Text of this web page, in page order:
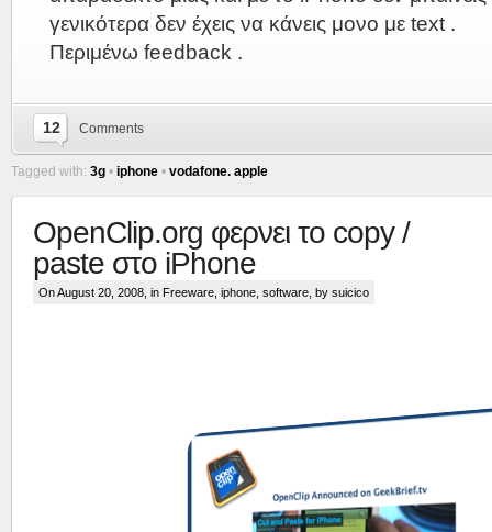
γενικότερα δεν έχεις να κάνεις μονο με text .
Περιμένω feedback .
12 Comments
Tagged with: 3g • iphone • vodafone. apple
OpenClip.org φερνει το copy /
paste στο iPhone
On August 20, 2008, in Freeware iphone software , by suicico